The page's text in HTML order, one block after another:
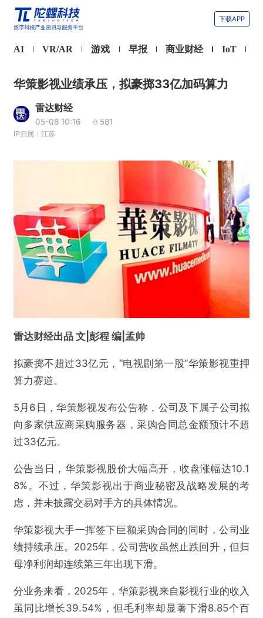
下载APP
AI VR/AR 游戏 早报 商业财经 IoT
华策影视业绩承压，拟豪掷33亿加码算力
雷达财经
05-08 10:16 581
IP归属：江苏
雷达财经出品 文|彭程 编|孟帅
拟豪掷不超过33亿元，“电视剧第一股”华策影视重押
算力赛道。
5月6日，华策影视发布公告称，公司及下属子公司拟
向多家供应商采购服务器，采购合同总金额预计不超
过33亿元。
公告当日，华策影视股价大幅高开，收盘涨幅达10.1
8%。不过，华策影视出于商业秘密及战略发展的考
虑，并未披露交易对手方的具体情况。
华策影视大手一挥签下巨额采购合同的同时，公司业
绩持续承压。2025年，公司营收虽然止跌回升，但归
母净利润却连续第三年出现下滑。
分业务来看，2025年，华策影视来自影视行业的收入
虽同比增长39.54%，但毛利率却显著下滑8.85个百